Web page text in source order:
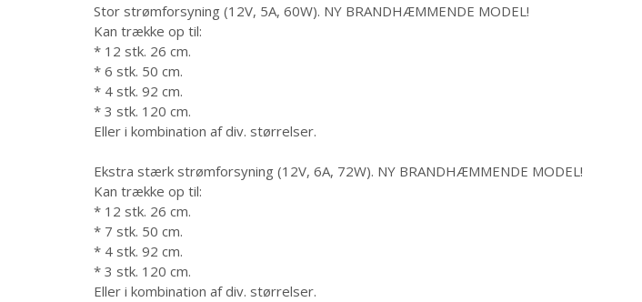
Stor strømforsyning (12V, 5A, 60W). NY BRANDHÆMMENDE MODEL!
Kan trække op til:
* 12 stk. 26 cm.
* 6 stk. 50 cm.
* 4 stk. 92 cm.
* 3 stk. 120 cm.
Eller i kombination af div. størrelser.
Ekstra stærk strømforsyning (12V, 6A, 72W). NY BRANDHÆMMENDE MODEL!
Kan trække op til:
* 12 stk. 26 cm.
* 7 stk. 50 cm.
* 4 stk. 92 cm.
* 3 stk. 120 cm.
Eller i kombination af div. størrelser.